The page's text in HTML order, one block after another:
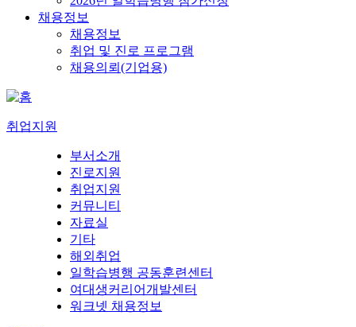
채용정보
채용정보
취업 및 진로 프로그램
채용의뢰(기업용)
취업지원
부서소개
진로지원
취업지원
커뮤니티
자료실
기타
해외취업
일학습병행 공동훈련센터
여대생커리어개발센터
워크넷 채용정보